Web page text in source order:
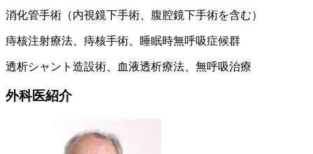
消化管手術（内視鏡下手術、腹腔鏡下手術を含む）
痔核注射療法、痔核手術、睡眠時無呼吸症候群
透析シャント造設術、血液透析療法、無呼吸治療
外科医紹介